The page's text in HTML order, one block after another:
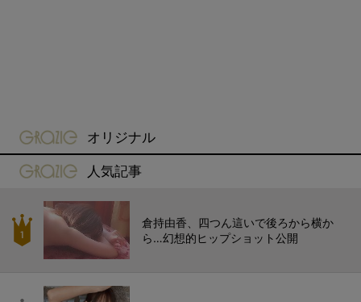
gravure-grazie
オリジナル
gravure-grazie
人気記事
倉持由香、四つん這いで後ろから横か
ら…幻想的ヒップショット公開